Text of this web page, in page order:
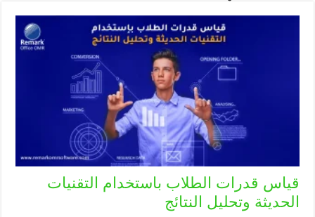
قياس قدرات الطلاب باستخدام التقنيات
الحديثة وتحليل النتائج